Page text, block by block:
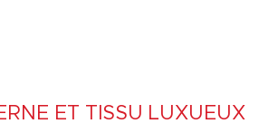
ET TISSU LUXUEUX